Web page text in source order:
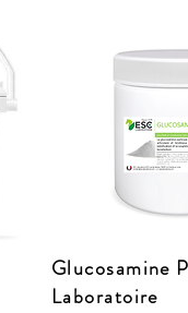
Glucosamine
Laboratoire